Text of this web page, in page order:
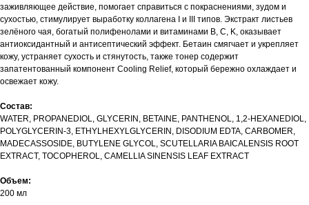
заживляющее действие, помогает справиться с покраснениями, зудом и
сухостью, стимулирует выработку коллагена I и III типов. Экстракт листьев
зелёного чая, богатый полифенолами и витаминами B, C, K, оказывает
антиоксидантный и антисептический эффект. Бетаин смягчает и укрепляет
кожу, устраняет сухость и стянутость, также тонер содержит
запатентованный компонент Cooling Relief, который бережно охлаждает и
освежает кожу.
Состав:
WATER, PROPANEDIOL, GLYCERIN, BETAINE, PANTHENOL, 1,2-HEXANEDIOL,
POLYGLYCERIN-3, ETHYLHEXYLGLYCERIN, DISODIUM EDTA, CARBOMER,
MADECASSOSIDE, BUTYLENE GLYCOL, SCUTELLARIA BAICALENSIS ROOT
EXTRACT, TOCOPHEROL, CAMELLIA SINENSIS LEAF EXTRACT
Объем:
200 мл